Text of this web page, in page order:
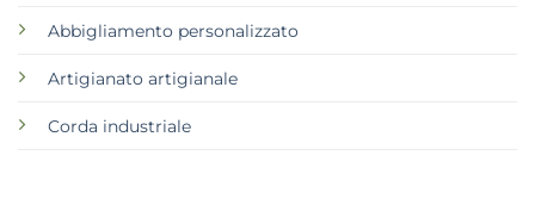
Abbigliamento personalizzato
Artigianato artigianale
Corda industriale